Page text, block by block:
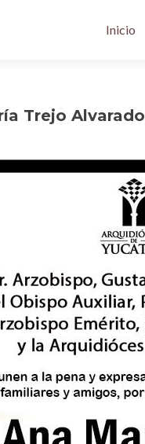
Inicio
Trejo Alvarado